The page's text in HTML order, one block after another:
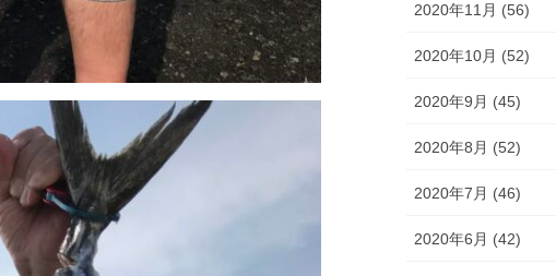
2020年11月 (56)
2020年10月 (52)
2020年9月 (45)
2020年8月 (52)
2020年7月 (46)
2020年6月 (42)